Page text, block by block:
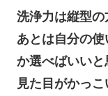
洗浄力は縦型の
あとは自分の
か選べばいいと
見た目がかっ